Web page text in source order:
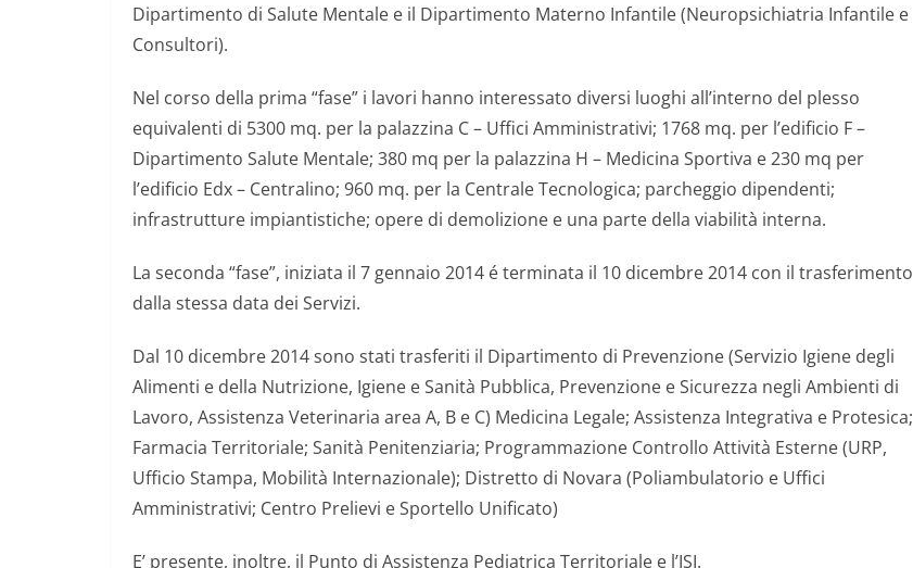
Dipartimento di Salute Mentale e il Dipartimento Materno Infantile (Neuropsichiatria Infantile e
Consultori).
Nel corso della prima “fase” i lavori hanno interessato diversi luoghi all’interno del plesso
equivalenti di 5300 mq. per la palazzina C – Uffici Amministrativi; 1768 mq. per l’edificio F –
Dipartimento Salute Mentale; 380 mq per la palazzina H – Medicina Sportiva e 230 mq per
l’edificio Edx – Centralino; 960 mq. per la Centrale Tecnologica; parcheggio dipendenti;
infrastrutture impiantistiche; opere di demolizione e una parte della viabilità interna.
La seconda “fase”, iniziata il 7 gennaio 2014 é terminata il 10 dicembre 2014 con il trasferimento
dalla stessa data dei Servizi.
Dal 10 dicembre 2014 sono stati trasferiti il Dipartimento di Prevenzione (Servizio Igiene degli
Alimenti e della Nutrizione, Igiene e Sanità Pubblica, Prevenzione e Sicurezza negli Ambienti di
Lavoro, Assistenza Veterinaria area A, B e C) Medicina Legale; Assistenza Integrativa e Protesica;
Farmacia Territoriale; Sanità Penitenziaria; Programmazione Controllo Attività Esterne (URP,
Ufficio Stampa, Mobilità Internazionale); Distretto di Novara (Poliambulatorio e Uffici
Amministrativi; Centro Prelievi e Sportello Unificato)
E’ presente, inoltre, il Punto di Assistenza Pediatrica Territoriale e l’ISI.